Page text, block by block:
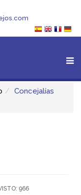
Concejalías
966